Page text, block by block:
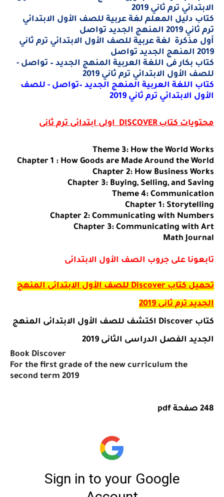
الابتدائي ترم ثاني 2019
كتاب دليل المعلم لغة عربية للصف الأول الابتدائي
ترم ثاني 2019 المنهج الجديد تواصل
أول مذكرة لغة عربية للصف الأول الابتدائي ترم ثاني
2019 المنهج الجديد تواصل
كتاب بكار فى اللغة العربية المنهج الجديد – تواصل -
للصف الأول الابتدائي ترم ثاني 2019
كتاب اللغة العربية المنهج الجديد –تواصل - للصف
الأول الابتدائي ترم ثاني 2019
محتويات كتابDISCOVERاولى ابتدائى ترم ثانى
Theme 3: How the World Works
Chapter 1 : How Goods are Made Around the World
Chapter 2: How Business Works
Chapter 3: Buying, Selling, and Saving
Theme 4: Communication
Chapter 1: Storytelling
Chapter 2: Communicating with Numbers
Chapter 3: Communicating with Art
Math Journal
تابعونا على جروب الصف الأول الابتدائى
تحميلكتابDiscoverللصف الأول الابتدائى المنهج
الجديد ترم ثانى 2019
كتاب Discover اكتشف للصف الأول الابتدائى المنهج
الجديد الفصل الدراسى الثانى 2019
Book Discover
For the first grade of the new curriculum the
second term 2019
248 صفحة pdf